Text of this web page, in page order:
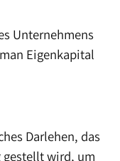
Unternehmens
Eigenkapital
Darlehen, das
gestellt wird, um